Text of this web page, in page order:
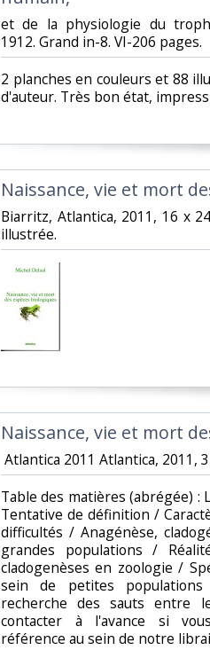
‎et de la physiologie du
1912. Grand in-8. VI-206 pages. ‎
‎2 planches en couleurs et 88
d'auteur. Très bon état,
‎Naissance, vie et mort
‎Biarritz, Atlantica, 2011, 16 x
illustrée.‎
‎Naissance, vie et mort
Atlantica 2011 Atlantica, 2011,
‎Table des matières (abrégée) :
Tentative de définition /
difficultés / Anagénèse,
grandes populations /
cladogenèses en zoologie /
sein de petites
recherche des sauts entre
contacter à l'avance si
référence au sein de notre